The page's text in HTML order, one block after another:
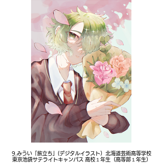
9.みうい「旅立ち」(デジタルイラスト）北海道芸術高等学校
東京池袋サテライトキャンパス 高校１年生（高等部１年生）